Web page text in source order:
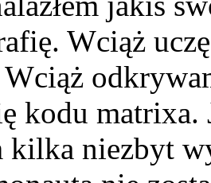
Wciąż
kodu matrixa.
kilka niezbyt